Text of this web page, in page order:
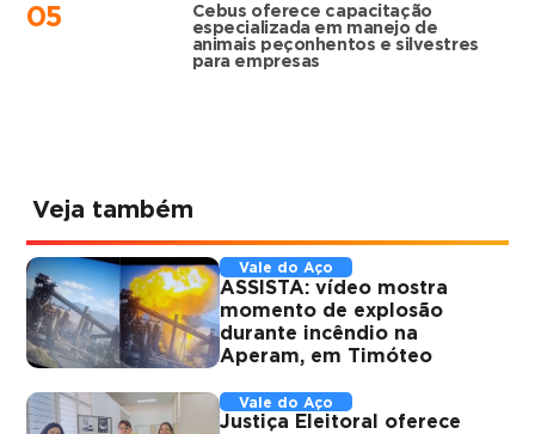
05
Cebus oferece capacitação
especializada em manejo de
animais peçonhentos e silvestres
para empresas
Veja também
Vale do Aço
ASSISTA: vídeo mostra
momento de explosão
durante incêndio na
Aperam, em Timóteo
Vale do Aço
Justiça Eleitoral oferece